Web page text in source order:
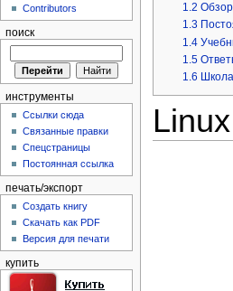
1.2
1.3
1.4
1.5
1.6
Contributors
поиск
инструменты
Ссылки сюда
Связанные правки
Спецстраницы
Постоянная ссылка
печать/экспорт
Создать книгу
Скачать как PDF
Версия для печати
купить